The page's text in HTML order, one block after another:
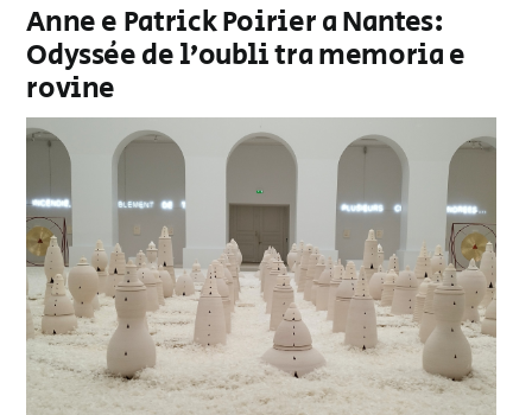
Anne e Patrick Poirier a Nantes:
Odyssée de l’oubli tra memoria e
rovine